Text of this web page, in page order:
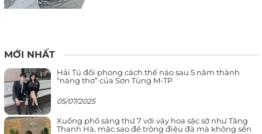
MỚI NHẤT
Hải Tú đổi phong cách thế nào sau 5 năm thành
“nàng thơ” của Sơn Tùng M-TP
05/07/2025
Xuống phố sáng thứ 7 với váy hoa sặc sỡ như Tăng
Thanh Hà, mặc sao để trông điệu đà mà không sến